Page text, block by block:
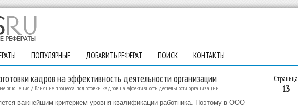
ПОПУЛЯРНЫЕ ДОБАВИТЬ РЕФЕРАТ ПОИСК КОНТАКТЫ
Страница
13
кадров на эффективность деятельности организации
отношения / Влияние процесса подготовки кадров на эффективность деятельности организации
важнейшим критерием уровня квалификации работника. Поэтому в ООО